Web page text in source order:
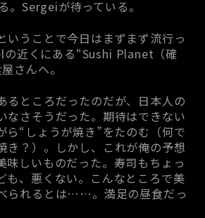
。Sergeiが待っている。
いうことで今日はまずまず流行っ
近くにある“Sushi Planet（確
さんへ。
るところだったのだが、日本人の
なさそうだった。期待はできない
ら“しょうが焼き”をたのむ（何で
き？）。しかし、これが俺の予想
味しいものだった。寿司もちょっ
も、悪くない。こんなところで美
られるとは……。満足の昼食だっ